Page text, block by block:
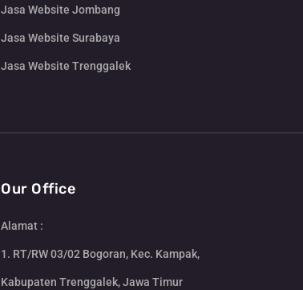
Jasa Website Jombang
Jasa Website Surabaya
Jasa Website Trenggalek
Our Office
Alamat :
1. RT/RW 03/02 Bogoran, Kec. Kampak,
Kabupaten Trenggalek, Jawa Timur